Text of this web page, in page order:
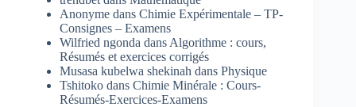
Anonyme dans Chimie Expérimentale – TP-
Consignes – Examens
Wilfried ngonda dans Algorithme : cours,
Résumés et exercices corrigés
Musasa kubelwa shekinah dans Physique
Tshitoko dans Chimie Minérale : Cours-
Résumés-Exercices-Examens